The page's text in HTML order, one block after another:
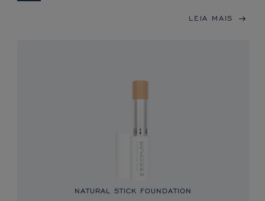
LEIA MAIS
NATURAL STICK FOUNDATION